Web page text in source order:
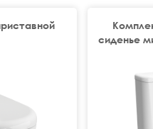
сиденье